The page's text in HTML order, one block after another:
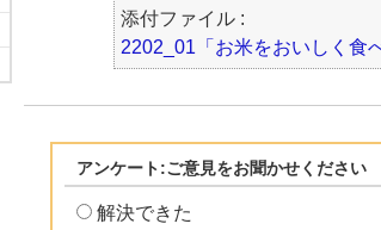
添付ファイル :
2202_01「お米をおいしく食
アンケート:ご意見をお聞かせください
解決できた